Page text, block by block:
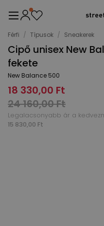
Férfi / Típusok / Sneakerek
Cipő unisex New
fekete
New Balance 500
18 330,00 Ft
24 160,00 Ft
Legalacsonyabb ár a
15 830,00 Ft